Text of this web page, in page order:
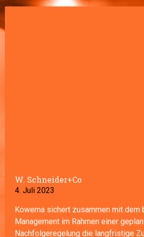
W. Schneider+Co
4. Juli 2023
Kowema sichert zusammen mit dem
Management im Rahmen einer
Nachfolgeregelung die langfristige